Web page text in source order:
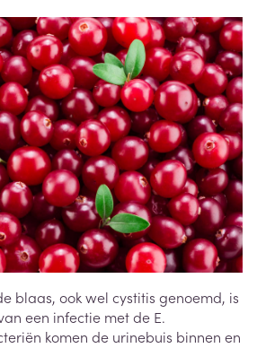
blaas, ook wel cystitis genoemd, is
een infectie met de E.
komen de urinebuis binnen en